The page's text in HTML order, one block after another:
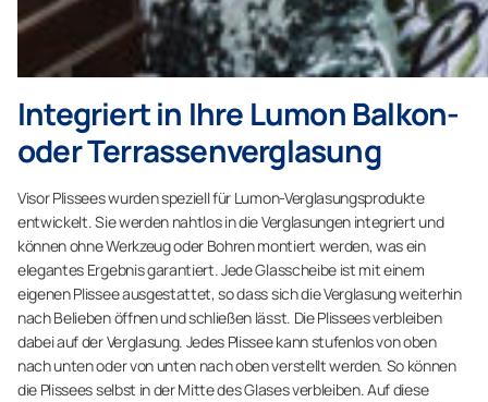
Integriert in Ihre Lumon Balkon-
oder Terrassenverglasung
Visor Plissees wurden speziell für Lumon-Verglasungsprodukte
entwickelt. Sie werden nahtlos in die Verglasungen integriert und
können ohne Werkzeug oder Bohren montiert werden, was ein
elegantes Ergebnis garantiert. Jede Glasscheibe ist mit einem
eigenen Plissee ausgestattet, so dass sich die Verglasung weiterhin
nach Belieben öffnen und schließen lässt. Die Plissees verbleiben
dabei auf der Verglasung. Jedes Plissee kann stufenlos von oben
nach unten oder von unten nach oben verstellt werden. So können
die Plissees selbst in der Mitte des Glases verbleiben. Auf diese